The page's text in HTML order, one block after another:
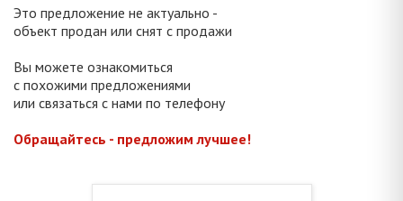
Это предложение не актуально -
объект продан или снят с продажи
Вы можете ознакомиться
с похожими предложениями
или связаться с нами по телефону
Обращайтесь - предложим лучшее!